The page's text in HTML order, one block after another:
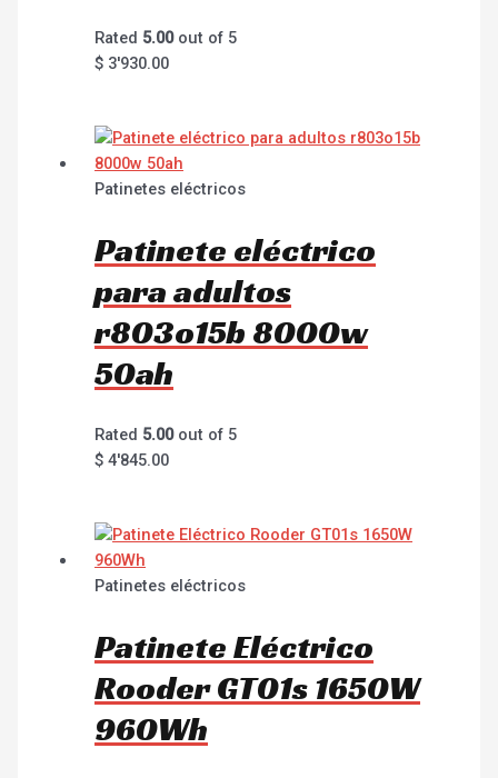
Rated 5.00out of 5
$ 3'930.00
Patinetes eléctricos
Patinete eléctrico
para adultos
r803o15b 8000w
50ah
Rated 5.00out of 5
$ 4'845.00
Patinetes eléctricos
Patinete Eléctrico
Rooder GT01s 1650W
960Wh